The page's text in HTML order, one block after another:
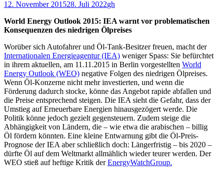
Veröffentlicht
12. November 201528. Juli 2022Autor
gh
World Energy Outlook 2015: IEA warnt vor problematischen
Konsequenzen des niedrigen Ölpreises
Worüber sich Autofahrer und Öl-Tank-Besitzer freuen, macht der
Internationalen Energieagentur (IEA) weniger Spass: Sie befürchtet
in ihrem aktuellen, am 11.11.2015 in Berlin vorgestellten World
Energy Outlook (WEO) negative Folgen des niedrigen Ölpreises.
Wenn Öl-Konzerne nicht mehr investierten, und wenn die
Förderung dadurch stocke, könne das Angebot rapide abfallen und
die Preise entsprechend steigen. Die IEA sieht die Gefahr, dass der
Umstieg auf Erneuerbare Energien hinausgezögert werde. Die
Politik könne jedoch gezielt gegensteuern. Zudem steige die
Abhängigkeit von Ländern, die – wie etwa die arabischen – billig
Öl fördern könnten. Eine kleine Entwarnung gibt die Öl-Preis-
Prognose der IEA aber schließlich doch: Längerfristig – bis 2020 –
dürfte Öl auf dem Weltmarkt allmählich wieder teurer werden. Der
WEO stieß auf heftige Kritik derEnergyWatchGroup.